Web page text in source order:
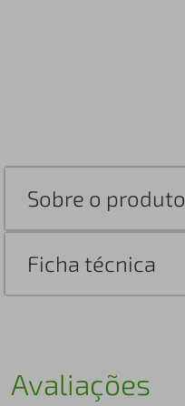
Sobre o produto
Ficha técnica
Avaliações